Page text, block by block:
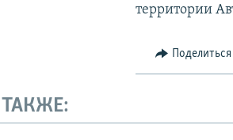
территории
Поделиться